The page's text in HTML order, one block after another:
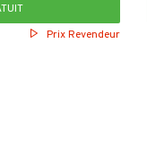
Prix Revendeur